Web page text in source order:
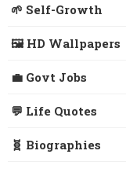
🌱 Self-Growth
🖼️ HD Wallpapers
💼 Govt Jobs
💬 Life Quotes
🧬 Biographies